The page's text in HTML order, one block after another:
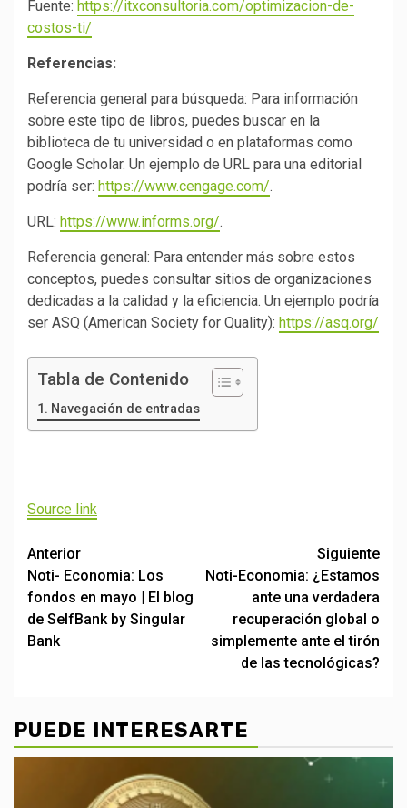
Fuente: https://itxconsultoria.com/optimizacion-de-
costos-ti/
Referencias:
Referencia general para búsqueda: Para información
sobre este tipo de libros, puedes buscar en la
biblioteca de tu universidad o en plataformas como
Google Scholar. Un ejemplo de URL para una editorial
podría ser: https://www.cengage.com/.
URL: https://www.informs.org/.
Referencia general: Para entender más sobre estos
conceptos, puedes consultar sitios de organizaciones
dedicadas a la calidad y la eficiencia. Un ejemplo podría
ser ASQ (American Society for Quality): https://asq.org/
Tabla de Contenido
Navegación de entradas
entradas
Source link
Post
navigation
Anterior
Noti- Economia: Los
fondos en mayo | El blog
de SelfBank by Singular
Bank
Siguiente
Noti-Economia: ¿Estamos
ante una verdadera
recuperación global o
simplemente ante el tirón
de las tecnológicas?
PUEDE INTERESARTE